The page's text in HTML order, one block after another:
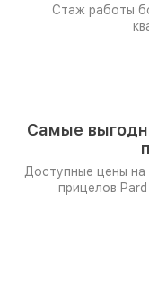
Стаж работы
Самые
Доступные цены на
прицелов